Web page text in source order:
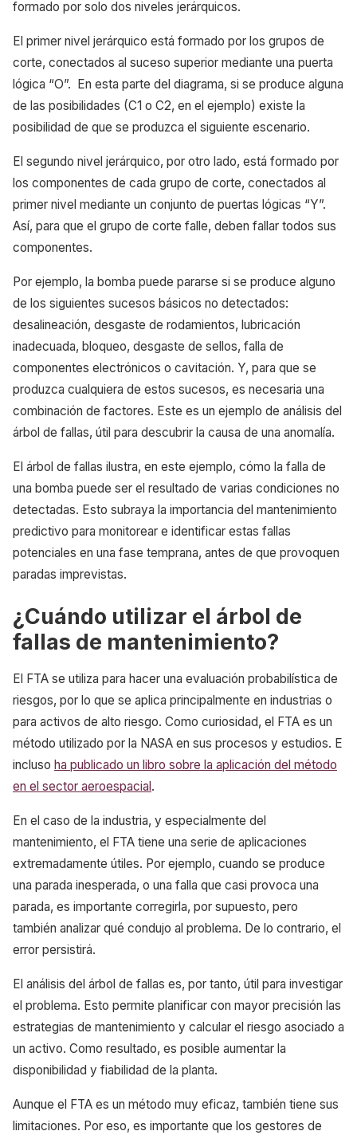
formado por solo dos niveles jerárquicos.
El primer nivel jerárquico está formado por los grupos de
corte, conectados al suceso superior mediante una puerta
lógica “O”. En esta parte del diagrama, si se produce alguna
de las posibilidades (C1 o C2, en el ejemplo) existe la
posibilidad de que se produzca el siguiente escenario.
El segundo nivel jerárquico, por otro lado, está formado por
los componentes de cada grupo de corte, conectados al
primer nivel mediante un conjunto de puertas lógicas “Y”.
Así, para que el grupo de corte falle, deben fallar todos sus
componentes.
Por ejemplo, la bomba puede pararse si se produce alguno
de los siguientes sucesos básicos no detectados:
desalineación, desgaste de rodamientos, lubricación
inadecuada, bloqueo, desgaste de sellos, falla de
componentes electrónicos o cavitación. Y, para que se
produzca cualquiera de estos sucesos, es necesaria una
combinación de factores. Este es un ejemplo de análisis del
árbol de fallas, útil para descubrir la causa de una anomalía.
El árbol de fallas ilustra, en este ejemplo, cómo la falla de
una bomba puede ser el resultado de varias condiciones no
detectadas. Esto subraya la importancia del mantenimiento
predictivo para monitorear e identificar estas fallas
potenciales en una fase temprana, antes de que provoquen
paradas imprevistas.
¿Cuándo utilizar el árbol de
fallas de mantenimiento?
El FTA se utiliza para hacer una evaluación probabilística de
riesgos, por lo que se aplica principalmente en industrias o
para activos de alto riesgo. Como curiosidad, el FTA es un
método utilizado por la NASA en sus procesos y estudios. E
incluso ha publicado un libro sobre la aplicación del método
en el sector aeroespacial .
En el caso de la industria, y especialmente del
mantenimiento, el FTA tiene una serie de aplicaciones
extremadamente útiles. Por ejemplo, cuando se produce
una parada inesperada, o una falla que casi provoca una
parada, es importante corregirla, por supuesto, pero
también analizar qué condujo al problema. De lo contrario, el
error persistirá.
El análisis del árbol de fallas es, por tanto, útil para investigar
el problema. Esto permite planificar con mayor precisión las
estrategias de mantenimiento y calcular el riesgo asociado a
un activo. Como resultado, es posible aumentar la
disponibilidad y fiabilidad de la planta.
Aunque el FTA es un método muy eficaz, también tiene sus
limitaciones. Por eso, es importante que los gestores de